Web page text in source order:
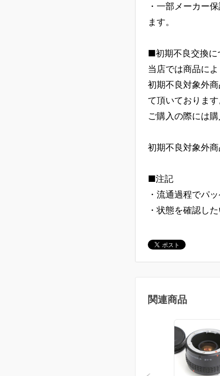
・一部メーカー
ます。
■初期不良交換に
当店では商品に
初期不良対象外
て頂いておりま
ご購入の際には
初期不良対象外
■注記
・流通過程でパ
・状態を確認し
関連商品